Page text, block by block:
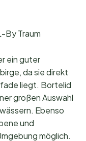
By Traum
ein guter
da sie direkt
liegt. Bortelid
großen Auswahl
Ebenso
und
möglich.